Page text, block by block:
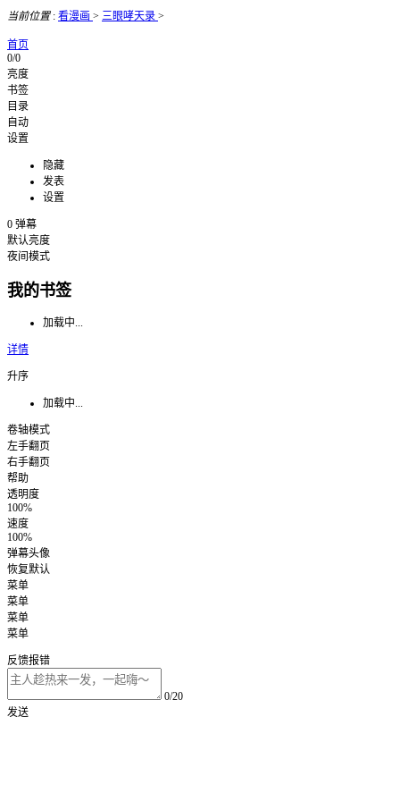
当前位置: 看漫画 > 三眼哮天录 >
首页
0/0
亮度
书签
目录
自动
设置
隐藏
发表
设置
0 弹幕
默认亮度
夜间模式
我的书签
加载中...
详情
升序
加载中...
卷轴模式
左手翻页
右手翻页
帮助
透明度
100%
速度
100%
弹幕头像
恢复默认
菜单
菜单
菜单
菜单
反馈报错
0/20
发送